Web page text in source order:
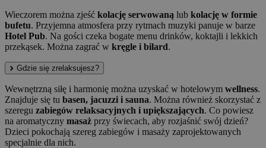
Wieczorem można zjeść kolację serwowaną lub kolację w formie
bufetu. Przyjemna atmosfera przy rytmach muzyki panuje w barze
Hotel Pub. Na gości czeka bogate menu drinków, koktajli i lekkich
przekąsek. Można zagrać w kręgle i bilard.
Gdzie się zrelaksujesz?
Wewnętrzną siłę i harmonię można uzyskać w hotelowym wellness.
Znajduje się tu basen, jacuzzi i sauna. Można również skorzystać z
szeregu zabiegów relaksacyjnych i upiększających. Co powiesz
na aromatyczny masaż przy świecach, aby rozjaśnić swój dzień?
Dzieci pokochają szereg zabiegów i masaży zaprojektowanych
specjalnie dla nich.